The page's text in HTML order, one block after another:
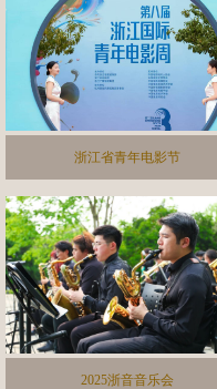
浙江省青年电影节
2025浙音音乐会